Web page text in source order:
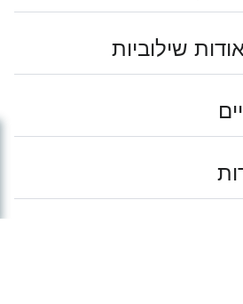
שילוביות